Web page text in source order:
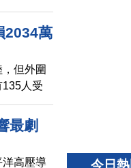
2034萬
但外圍
人受
施估計損
最劇
洋高壓導
今日熱